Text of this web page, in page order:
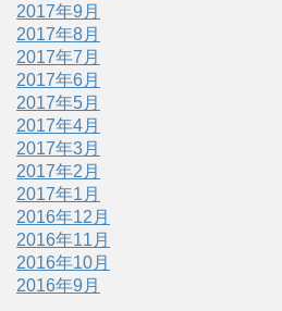
2017年9月
2017年8月
2017年7月
2017年6月
2017年5月
2017年4月
2017年3月
2017年2月
2017年1月
2016年12月
2016年11月
2016年10月
2016年9月